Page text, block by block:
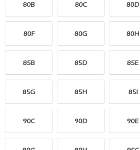
80B 80C 80D
80F 80G 80H
85B 85D 85E
85G 85H 85I
90C 90D 90E